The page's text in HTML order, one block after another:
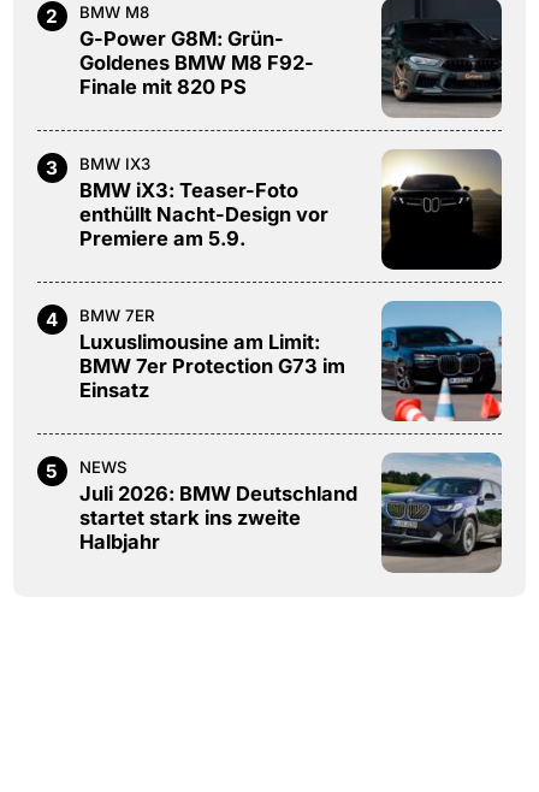
2 BMW M8
G-Power G8M: Grün-
Goldenes BMW M8 F92-
Finale mit 820 PS
3 BMW IX3
BMW iX3: Teaser-Foto
enthüllt Nacht-Design vor
Premiere am 5.9.
4 BMW 7ER
Luxuslimousine am Limit:
BMW 7er Protection G73 im
Einsatz
5 NEWS
Juli 2026: BMW Deutschland
startet stark ins zweite
Halbjahr